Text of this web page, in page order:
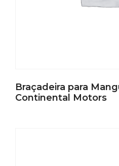
Braçadeira para
Continental Motors